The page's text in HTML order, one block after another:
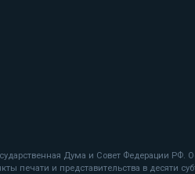
Дума и Совет Федерации РФ.
печати и представительства в десяти